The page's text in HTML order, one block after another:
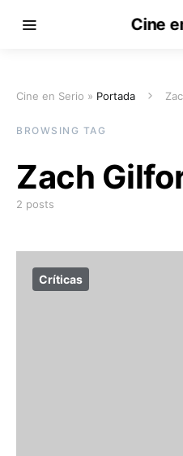
Cine
Cine en Serio » Portada
BROWSING TAG
Zach
2 posts
Críticas